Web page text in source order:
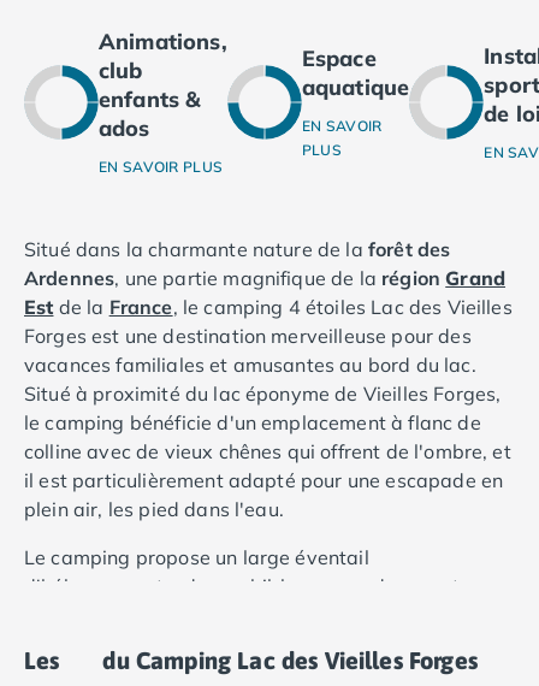
Camping Corse
Camping Corse-du-Sud
Camping Bonifacio
Camping Porto Vecchio
Camping Haute-Corse
Camping Franche-Comté
Camping Doubs
Camping Jura
Camping Clairvaux-les-Lacs
Camping Haute-Normandie
Camping Eure
Camping Ile-de-France
Camping Essonne
Camping Seine-et-Marne
Camping Val d'Oise
Camping Languedoc-Roussillon
Camping Narbonne-Plage
Animations,
club
enfants &
ados
EN SAVOIR PLUS
Espace
aquatique
EN SAVOIR
PLUS
de
EN
Situé dans la charmante nature de la forêt des
Ardennes, une partie magnifique de la régionGrand
Est de la France, le camping 4 étoiles Lac des Vieilles
Forges est une destination merveilleuse pour des
vacances familiales et amusantes au bord du lac.
Situé à proximité du lac éponyme de Vieilles Forges,
le camping bénéficie d'un emplacement à flanc de
colline avec de vieux chênes qui offrent de l'ombre, et
il est particulièrement adapté pour une escapade en
plein air, les pied dans l'eau.
Le camping propose un large éventail
d'hébergements, des mobil-homes modernes et
type d'hébergement que vous choisirez, vous pourrez
Les du Camping Lac des Vieilles Forges